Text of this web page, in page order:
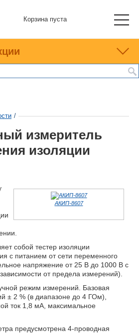
Корзина пуста
/
измеритель
изоляции
АКИП-8607
собой тестер изоляции
с питанием от сети переменного
напряжение от 25 В до 1000 В с
от предела измерений).
режим измерений. Базовая
± 2 % (в диапазоне до 4 ГОм),
ток 1,8 мА, максимальное
предусмотрена 4-проводная